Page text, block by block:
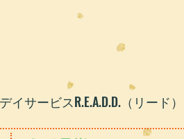
イサービスR.E.A.D.D.（リード）